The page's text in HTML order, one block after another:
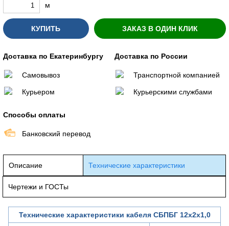
м
КУПИТЬ ЗАКАЗ В ОДИН КЛИК
Доставка по Екатеринбургу
Самовывоз
Курьером
Доставка по России
Транспортной компанией
Курьерскими службами
Способы оплаты
Банковский перевод
Описание Технические характеристики
Чертежи и ГОСТы
Технические характеристики кабеля СБПБГ 12х2х1,0